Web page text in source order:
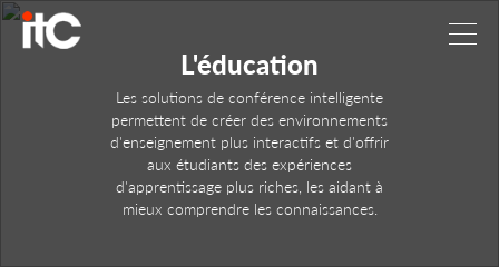
L'éducation
Les solutions de conférence intelligente
permettent de créer des environnements
d'enseignement plus interactifs et d'offrir
aux étudiants des expériences
d'apprentissage plus riches, les aidant à
mieux comprendre les connaissances.